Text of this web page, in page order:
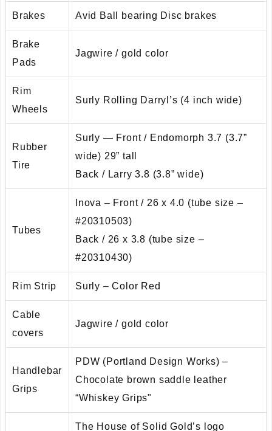
Brakes Avid Ball bearing Disc brakes
Brake
Pads
Jagwire / gold color
Rim
Wheels
Surly Rolling Darryl’s (4 inch wide)
Rubber
Tire
Surly — Front / Endomorph 3.7 (3.7”
wide) 29” tall
Back / Larry 3.8 (3.8” wide)
Tubes
Inova – Front / 26 x 4.0 (tube size –
#20310503)
Back / 26 x 3.8 (tube size –
#20310430)
Rim Strip Surly – Color Red
Cable
covers
Jagwire / gold color
Handlebar
Grips
PDW (Portland Design Works) –
Chocolate brown saddle leather
“Whiskey Grips"
The House of Solid Gold’s logo